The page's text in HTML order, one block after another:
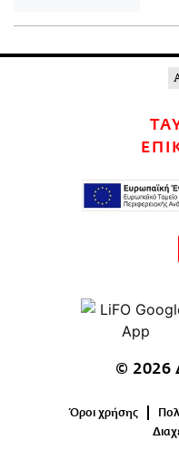
© 2026
Όροι χρήσης